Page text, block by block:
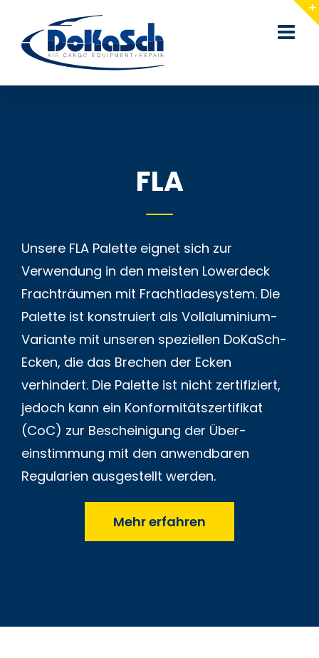
Inhalt
springen
FLA
Unsere FLA Palette eignet sich zur
Verwendung in den meisten Lowerdeck
Fracht­räumen mit Frachtlade­system. Die
Palette ist konstruiert als Voll­aluminium-
Variante mit unseren speziellen DoKaSch-
Ecken, die das Brechen der Ecken
verhindert. Die Palette ist nicht zertifiziert,
jedoch kann ein Konformitäts­zertifikat
(CoC) zur Bescheinigung der Über­
einstimmung mit den anwend­baren
Regularien ausgestellt werden.
Mehr erfahren